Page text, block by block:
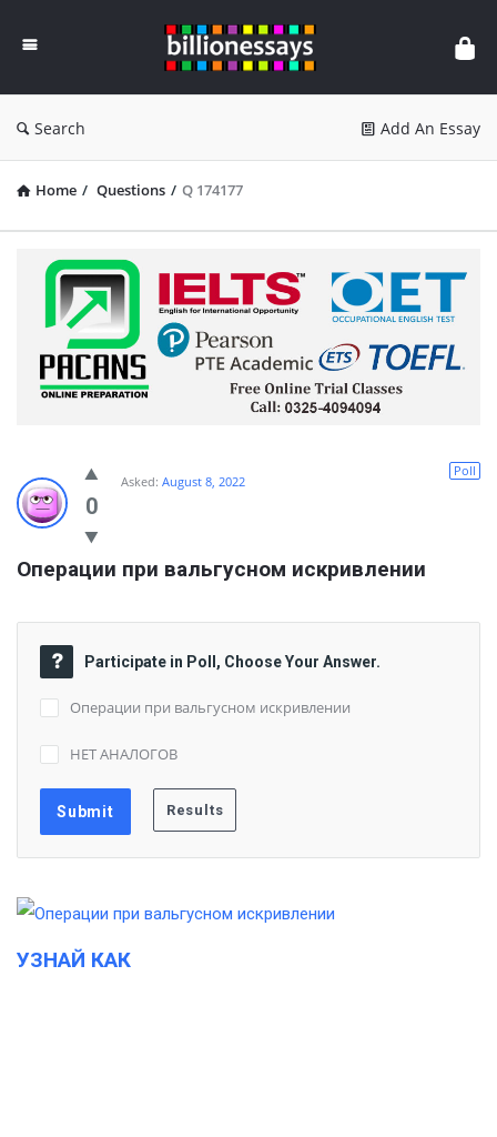
Essays
Search Add An Essay
Home / Questions / Q 174177
0
Poll
Asked: August 8, 2022
Операции при вальгусном искривлении
Participate in Poll, Choose Your Answer.
Операции при вальгусном искривлении
НЕТ АНАЛОГОВ
УЗНАЙ КАК